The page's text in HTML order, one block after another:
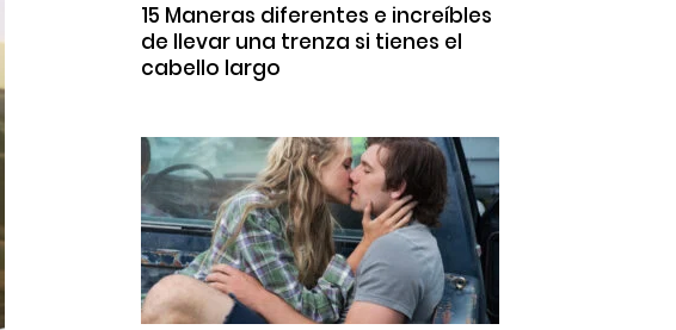
15 Maneras diferentes e increíbles
de llevar una trenza si tienes el
cabello largo